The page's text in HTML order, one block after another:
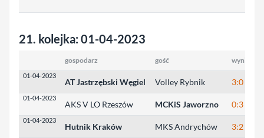
21. kolejka: 01-04-2023
gospodarz gość wynik
01-04-2023
AT Jastrzębski Węgiel Volley Rybnik 3:0
01-04-2023
AKS V LO Rzeszów MCKiS Jaworzno 0:3
01-04-2023
Hutnik Kraków MKS Andrychów 3:2